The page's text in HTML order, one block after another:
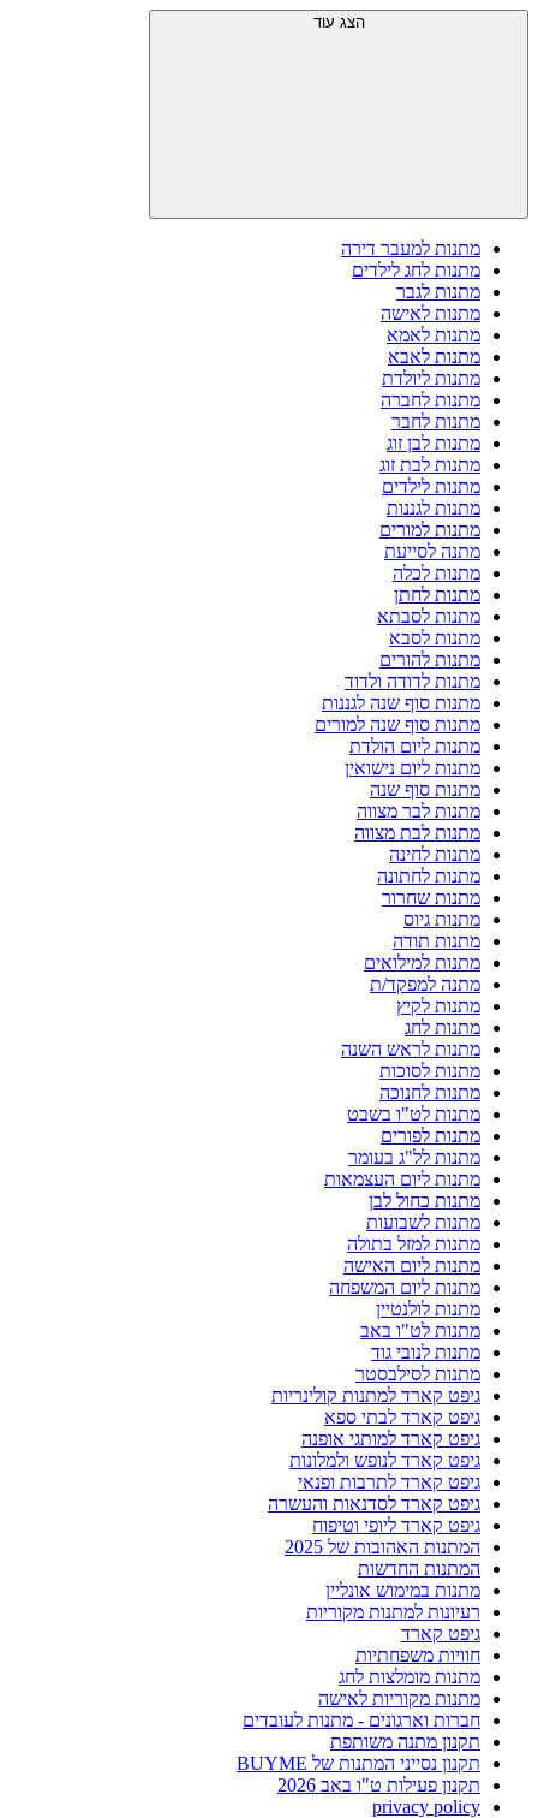
הצג עוד
מתנות למעבר דירה
מתנות לחג לילדים
מתנות לגבר
מתנות לאישה
מתנות לאמא
מתנות לאבא
מתנות ליולדת
מתנות לחברה
מתנות לחבר
מתנות לבן זוג
מתנות לבת זוג
מתנות לילדים
מתנות לגננות
מתנות למורים
מתנה לסייעת
מתנות לכלה
מתנות לחתן
מתנות לסבתא
מתנות לסבא
מתנות להורים
מתנות לדודה ולדוד
מתנות סוף שנה לגננות
מתנות סוף שנה למורים
מתנות ליום הולדת
מתנות ליום נישואין
מתנות סוף שנה
מתנות לבר מצווה
מתנות לבת מצווה
מתנות לחינה
מתנות לחתונה
מתנות שחרור
מתנות גיוס
מתנות תודה
מתנות למילואים
מתנה למפקד/ת
מתנות לקיץ
מתנות לחג
מתנות לראש השנה
מתנות לסוכות
מתנות לחנוכה
מתנות לט"ו בשבט
מתנות לפורים
מתנות לל"ג בעומר
מתנות ליום העצמאות
מתנות כחול לבן
מתנות לשבועות
מתנות למזל בתולה
מתנות ליום האישה
מתנות ליום המשפחה
מתנות לולנטיין
מתנות לט"ו באב
מתנות לנובי גוד
מתנות לסילבסטר
גיפט קארד למתנות קולינריות
גיפט קארד לבתי ספא
גיפט קארד למותגי אופנה
גיפט קארד לנופש ולמלונות
גיפט קארד לתרבות ופנאי
גיפט קארד לסדנאות והעשרה
גיפט קארד ליופי וטיפוח
המתנות האהובות של 2025
המתנות החדשות
מתנות במימוש אונליין
רעיונות למתנות מקוריות
גיפט קארד
חוויות משפחתיות
מתנות מומלצות לחג
מתנות מקוריות לאישה
חברות וארגונים - מתנות לעובדים
תקנון מתנה משותפת
תקנון נסייני המתנות של BUYME
תקנון פעילות ט"ו באב 2026
privacy policy